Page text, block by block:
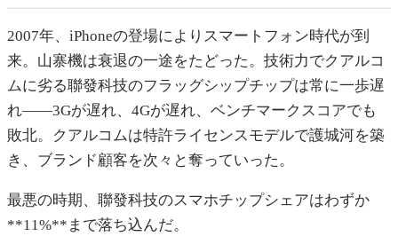
2007年、iPhoneの登場によりスマートフォン時代が到
来。山寨機は衰退の一途をたどった。技術力でクアルコ
ムに劣る聯發科技のフラッグシップチップは常に一歩遅
れ——3Gが遅れ、4Gが遅れ、ベンチマークスコアでも
敗北。クアルコムは特許ライセンスモデルで護城河を築
き、ブランド顧客を次々と奪っていった。
最悪の時期、聯發科技のスマホチップシェアはわずか
**11%**まで落ち込んだ。